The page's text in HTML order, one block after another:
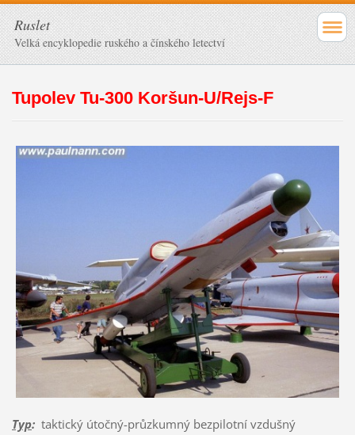
Ruslet
Velká encyklopedie ruského a čínského letectví
Tupolev Tu-300 Koršun-U/Rejs-F
Typ:taktický útočný-průzkumný bezpilotní vzdušný